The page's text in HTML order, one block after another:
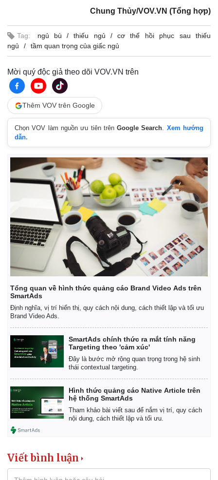
Kinh tế
Khởi nghiệp
Thị trường
Tiêu dùng
Giá cà phê
Chung Thủy/VOV.VN (Tổng hợp)
Tag: ngủ bù thiếu ngủ
cơ thể hồi phục sau thiếu
ngủ
tầm quan trọng của giấc ngủ
Mời quý độc giả theo dõi VOV.VN trên
Thêm VOV trên Google
Chọn VOV làm nguồn ưu tiên trênGoogle Search. Xem hướng
dẫn.
Tổng quan về hình thức quảng cáo Brand Video Ads trên
SmartAds
Định nghĩa, vị trí hiển thị, quy cách nội dung, cách thiết lập và tối ưu
Brand Video Ads.
SmartAds chính thức ra mắt tính năng
Targeting theo 'cảm xúc'
Đây là bước mở rộng quan trọng trong hệ sinh
thái contextual targeting.
Hình thức quảng cáo Native Article trên
hệ thống SmartAds
Tham khảo bài viết sau để nắm vị trí, quy cách
nội dung, cách thiết lập và tối ưu.
Viết bình luận